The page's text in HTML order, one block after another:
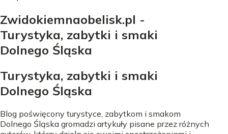
Zwidokiemnaobelisk.pl -
Turystyka, zabytki i smaki
Dolnego Śląska
Turystyka, zabytki i smaki
Dolnego Śląska
Blog poświęcony turystyce, zabytkom i smakom
Dolnego Śląska gromadzi artykuły pisane przez różnych